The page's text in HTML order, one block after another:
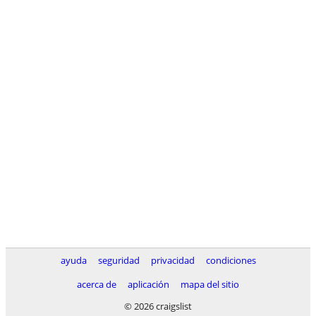
ayuda seguridad privacidad
condiciones
acerca de
aplicación
mapa del sitio
© 2026 craigslist